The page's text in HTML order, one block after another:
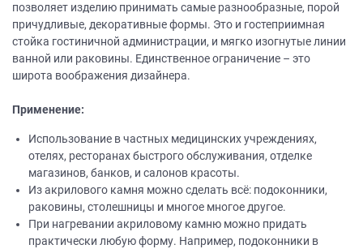
позволяет изделию принимать самые разнообразные, порой
причудливые, декоративные формы. Это и гостеприимная
стойка гостиничной администрации, и мягко изогнутые линии
ванной или раковины. Единственное ограничение – это
широта воображения дизайнера.
Применение:
Использование в частных медицинских учреждениях,
отелях, ресторанах быстрого обслуживания, отделке
магазинов, банков, и салонов красоты.
Из акрилового камня можно сделать всё: подоконники,
раковины, столешницы и многое многое другое.
При нагревании акриловому камню можно придать
практически любую форму. Например, подоконники в